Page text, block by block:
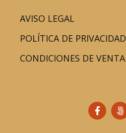
AVISO LEGAL
POLÍTICA DE PRIVACIDAD
CONDICIONES DE VENTA